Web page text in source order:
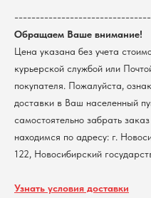
Обращаем Ваше внимание!
Цена указана без учета
курьерской службой или
покупателя. Пожалуйста,
доставки в Ваш населенный
самостоятельно забрать
находимся по адресу: г.
122, Новосибирский
Узнать условия доставки
@2026 Новосибирский государственный университет.
Все права защищены
Политика обработки персональных данных
пользователей сайта
КПП 540801001